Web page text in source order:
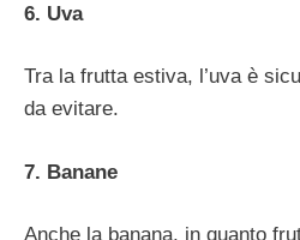
6. Uva
Tra la frutta estiva, l’uva è
da evitare.
7. Banane
Anche la banana, in quanto